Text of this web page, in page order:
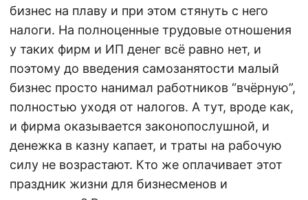
бизнес на плаву и при этом стянуть с него
налоги. На полноценные трудовые отношения
у таких фирм и ИП денег всё равно нет, и
поэтому до введения самозанятости малый
бизнес просто нанимал работников “вчёрную”,
полностью уходя от налогов. А тут, вроде как,
и фирма оказывается законопослушной, и
денежка в казну капает, и траты на рабочую
силу не возрастают. Кто же оплачивает этот
праздник жизни для бизнесменов и